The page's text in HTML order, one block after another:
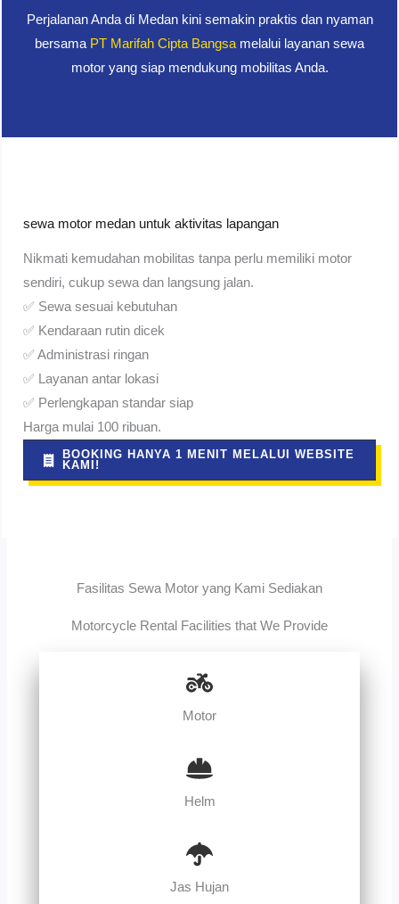
Perjalanan Anda di Medan kini semakin praktis dan nyaman
bersama PT Marifah Cipta Bangsa melalui layanan sewa
motor yang siap mendukung mobilitas Anda.
sewa motor medan untuk aktivitas lapangan
Nikmati kemudahan mobilitas tanpa perlu memiliki motor
sendiri, cukup sewa dan langsung jalan.
✅ Sewa sesuai kebutuhan
✅ Kendaraan rutin dicek
✅ Administrasi ringan
✅ Layanan antar lokasi
✅ Perlengkapan standar siap
Harga mulai 100 ribuan.
BOOKING HANYA 1 MENIT MELALUI WEBSITE
KAMI!
Fasilitas Sewa Motor yang Kami Sediakan
Motorcycle Rental Facilities that We Provide
Motor
Helm
Jas Hujan